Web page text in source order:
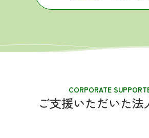
CORPORATE
ご支援いただいた法